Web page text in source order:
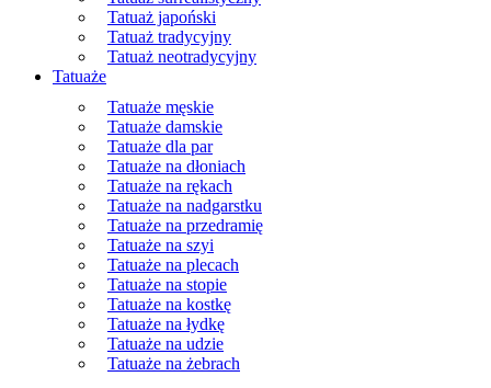
Tatuaż japoński
Tatuaż tradycyjny
Tatuaż neotradycyjny
Tatuaże
Tatuaże męskie
Tatuaże damskie
Tatuaże dla par
Tatuaże na dłoniach
Tatuaże na rękach
Tatuaże na nadgarstku
Tatuaże na przedramię
Tatuaże na szyi
Tatuaże na plecach
Tatuaże na stopie
Tatuaże na kostkę
Tatuaże na łydkę
Tatuaże na udzie
Tatuaże na żebrach